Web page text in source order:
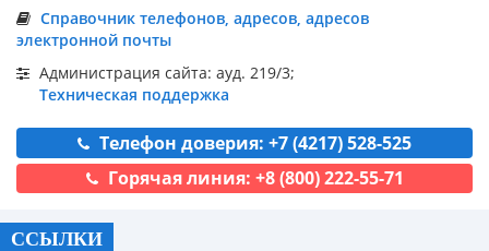
Справочник телефонов, адресов, адресов
электронной почты
Администрация сайта: ауд. 219/3;
Техническая поддержка
Телефон доверия: +7 (4217) 528-525
Горячая линия: +8 (800) 222-55-71
ССЫЛКИ